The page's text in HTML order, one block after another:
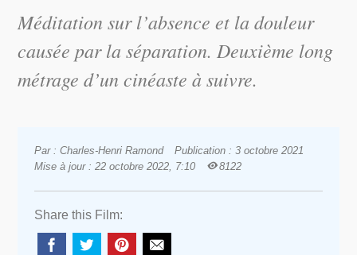
Méditation sur l’absence et la douleur
causée par la séparation. Deuxième long
métrage d’un cinéaste à suivre.
Par : Charles-Henri Ramond
Publication : 3 octobre 2021
Mise à jour : 22 octobre 2022, 7:10
8122
Share this Film: